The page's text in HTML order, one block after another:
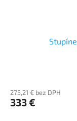
275,21 € bez DPH
333 €